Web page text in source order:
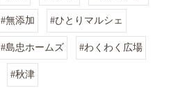
#無添加 #ひとりマルシェ
#島忠ホームズ #わくわく広場
#秋津